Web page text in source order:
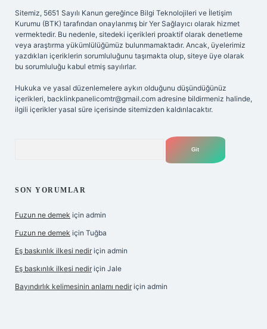
Sitemiz, 5651 Sayılı Kanun gereğince Bilgi Teknolojileri ve İletişim
Kurumu (BTK) tarafından onaylanmış bir Yer Sağlayıcı olarak hizmet
vermektedir. Bu nedenle, sitedeki içerikleri proaktif olarak denetleme
veya araştırma yükümlülüğümüz bulunmamaktadır. Ancak, üyelerimiz
yazdıkları içeriklerin sorumluluğunu taşımakta olup, siteye üye olarak
bu sorumluluğu kabul etmiş sayılırlar.
Hukuka ve yasal düzenlemelere aykırı olduğunu düşündüğünüz
içerikleri, backlinkpanelicomtr@gmail.com adresine bildirmeniz halinde,
ilgili içerikler yasal süre içerisinde sitemizden kaldırılacaktır.
SON YORUMLAR
Fuzun ne demek için admin
Fuzun ne demek için Tuğba
Eş baskınlık ilkesi nedir için admin
Eş baskınlık ilkesi nedir için Jale
Bayındırlık kelimesinin anlamı nedir için admin